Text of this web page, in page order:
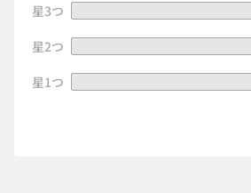
星3つ
星2つ
星1つ